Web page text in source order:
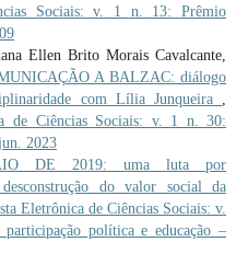
Sociais: v. 1 n. 13: Prêmio
Ellen Brito Morais Cavalcante,
A BALZAC: diálogo
com Lília Junqueira ,
de Ciências Sociais: v. 1 n. 30:
2023
DE 2019: uma luta por
do valor social da
Eletrônica de Ciências Sociais: v.
política e educação –